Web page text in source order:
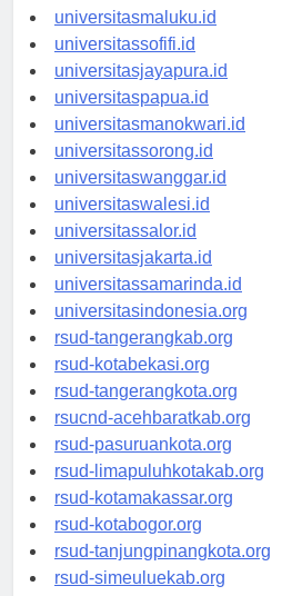
universitasambon.id
universitasmaluku.id
universitassofifi.id
universitasjayapura.id
universitaspapua.id
universitasmanokwari.id
universitassorong.id
universitaswanggar.id
universitaswalesi.id
universitassalor.id
universitasjakarta.id
universitassamarinda.id
universitasindonesia.org
rsud-tangerangkab.org
rsud-kotabekasi.org
rsud-tangerangkota.org
rsucnd-acehbaratkab.org
rsud-pasuruankota.org
rsud-limapuluhkotakab.org
rsud-kotamakassar.org
rsud-kotabogor.org
rsud-tanjungpinangkota.org